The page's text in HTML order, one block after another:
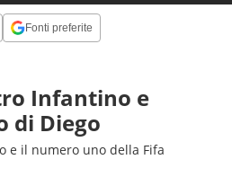
Fonti preferite
Infantino e
di Diego
e il numero uno della Fifa